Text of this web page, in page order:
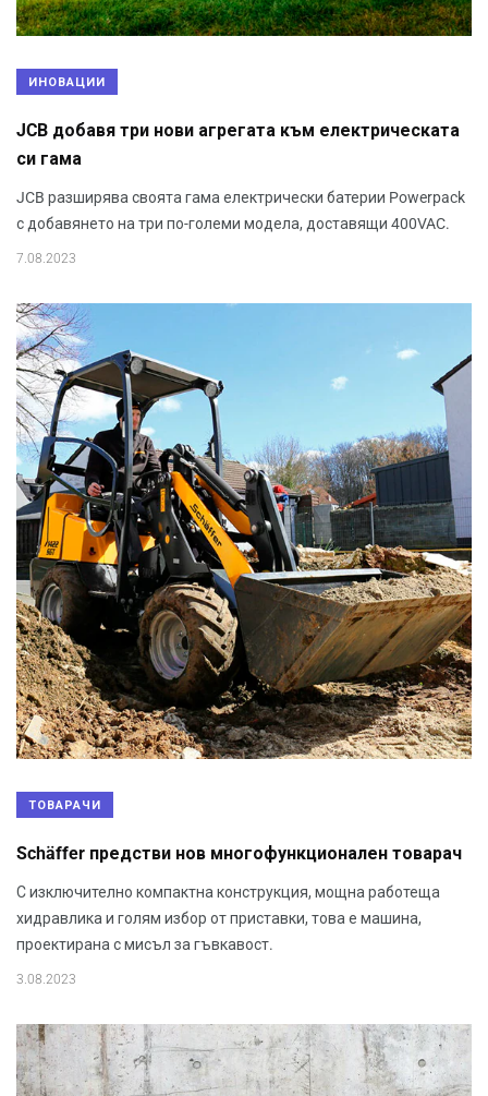
ИНОВАЦИИ
JCB добавя три нови агрегата към електрическата
си гама
JCB разширява своята гама електрически батерии Powerpack
с добавянето на три по-големи модела, доставящи 400VAC.
7.08.2023
ТОВАРАЧИ
Schäffer предстви нов многофункционален товарач
С изключително компактна конструкция, мощна работеща
хидравлика и голям избор от приставки, това е машина,
проектирана с мисъл за гъвкавост.
3.08.2023